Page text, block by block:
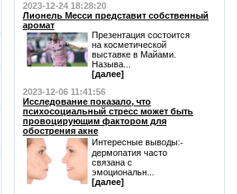
2023-12-24 18:28:20
Лионель Месси представит собственный
аромат
Презентация состоится
на косметической
выставке в Майами.
Называ...
[далее]
2023-12-06 11:41:56
Исследование показало, что
психосоциальный стресс может быть
провоцирующим фактором для
обострения акне
Интересные выводы:⁃
дермопатия часто
связана с
эмоциональн...
[далее]